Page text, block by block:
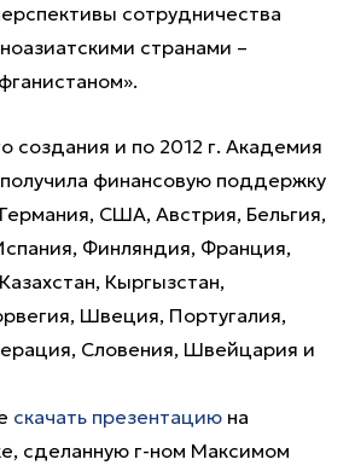
сотрудничества
странами –
создания и по 2012 г. Академия
финансовую поддержку
Германия, США, Австрия, Бельгия,
Финляндия, Франция,
Кыргызстан,
Швеция, Португалия,
Словения, Швейцария и
скачать презентацию на
сделанную г-ном Максимом